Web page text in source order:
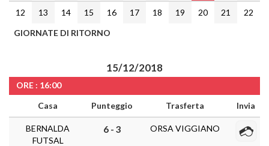
12 13 14 15 16 17 18 19 20 21
22
GIORNATE DI RITORNO
15/12/2018
ORE : 16:00
Casa
Punteggio Trasferta Invia
BERNALDA
FUTSAL
6 - 3 ORSA VIGGIANO